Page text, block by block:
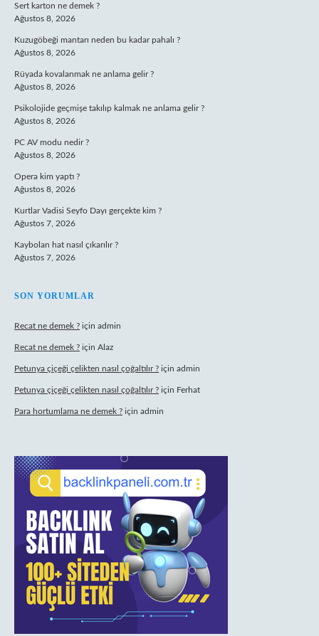
Sert karton ne demek ?
Ağustos 8, 2026
Kuzugöbeği mantarı neden bu kadar pahalı ?
Ağustos 8, 2026
Rüyada kovalanmak ne anlama gelir ?
Ağustos 8, 2026
Psikolojide geçmişe takılıp kalmak ne anlama gelir ?
Ağustos 8, 2026
PC AV modu nedir ?
Ağustos 8, 2026
Opera kim yaptı ?
Ağustos 8, 2026
Kurtlar Vadisi Seyfo Dayı gerçekte kim ?
Ağustos 7, 2026
Kaybolan hat nasıl çıkarılır ?
Ağustos 7, 2026
SON YORUMLAR
Recat ne demek ? için admin
Recat ne demek ? için Alaz
Petunya çiçeği çelikten nasıl çoğaltılır ? için admin
Petunya çiçeği çelikten nasıl çoğaltılır ? için Ferhat
Para hortumlama ne demek ? için admin